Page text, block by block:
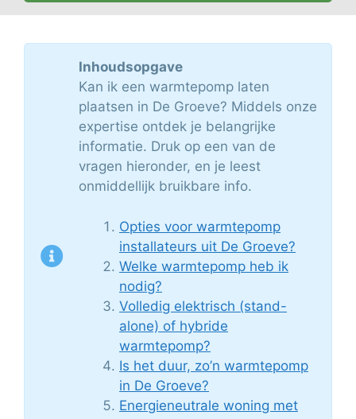
Inhoudsopgave
Kan ik een warmtepomp laten
plaatsen in De Groeve? Middels onze
expertise ontdek je belangrijke
informatie. Druk op een van de
vragen hieronder, en je leest
onmiddellijk bruikbare info.
Opties voor warmtepomp
installateurs uit De Groeve?
Welke warmtepomp heb ik
nodig?
Volledig elektrisch (stand-
alone) of hybride
warmtepomp?
Is het duur, zo’n warmtepomp
in De Groeve?
Energieneutrale woning met